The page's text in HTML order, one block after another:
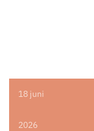
18 juni
2026